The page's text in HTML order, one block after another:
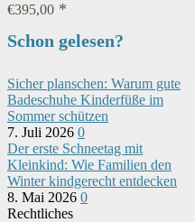
€395,00
Schon gelesen?
Sicher planschen: Warum gute
Badeschuhe Kinderfüße im
Sommer schützen
7. Juli 2026 0
Der erste Schneetag mit
Kleinkind: Wie Familien den
Winter kindgerecht entdecken
8. Mai 2026 0
Rechtliches